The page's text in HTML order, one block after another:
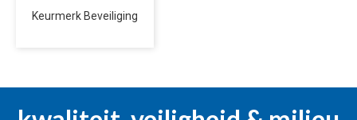
Keurmerk Beveiliging